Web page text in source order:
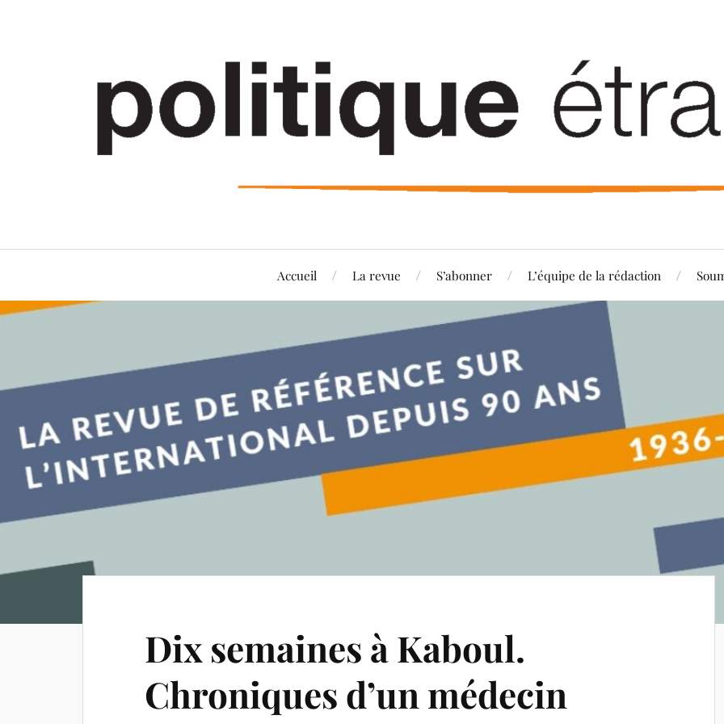
Accueil La revue S’abonner L’équipe de la rédaction
Dix semaines à Kaboul.
Chroniques d’un médecin